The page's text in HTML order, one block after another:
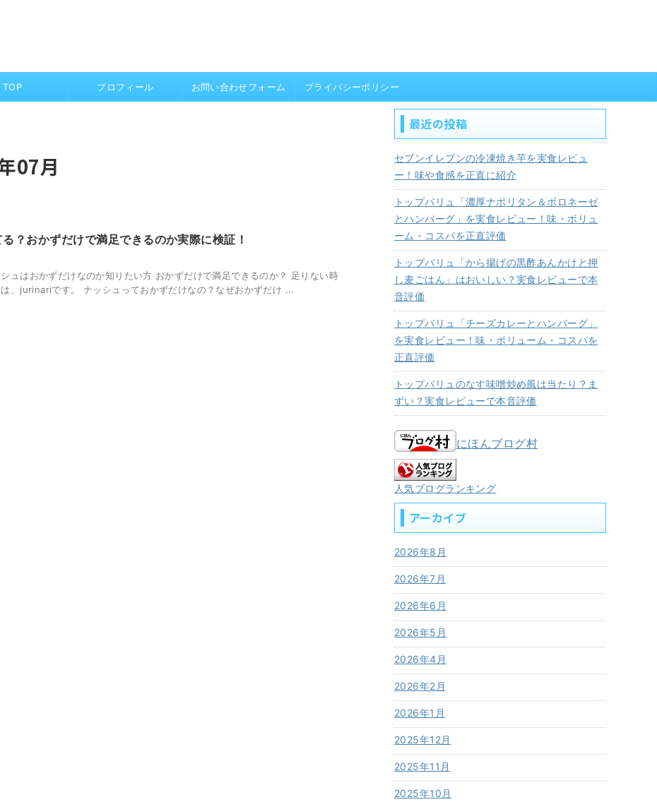
TOP プロフィール お問い合わせフォーム プライバシーポリシー
07月
？おかずだけで満足できるのか実際に検証！
ュはおかずだけなのか知りたい方 おかずだけで満足できるのか？ 足りない時
、jurinariです。 ナッシュっておかずだけなの？なぜおかずだけ ...
最近の投稿
セブンイレブンの冷凍焼き芋を実食レビュ
ー！味や食感を正直に紹介
トップバリュ「濃厚ナポリタン＆ボロネーゼ
とハンバーグ」を実食レビュー！味・ボリュ
ーム・コスパを正直評価
トップバリュ「から揚げの黒酢あんかけと押
し麦ごはん」はおいしい？実食レビューで本
音評価
トップバリュ「チーズカレーとハンバーグ」
を実食レビュー！味・ボリューム・コスパを
正直評価
トップバリュのなす味噌炒め風は当たり？ま
ずい？実食レビューで本音評価
にほんブログ村
人気ブログランキング
アーカイブ
2026年8月
2026年7月
2026年6月
2026年5月
2026年4月
2026年2月
2026年1月
2025年12月
2025年11月
2025年10月